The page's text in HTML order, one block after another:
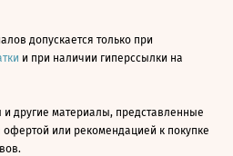
допускается только при
и при наличии гиперссылки на
и другие материалы, представленные
или рекомендацией к покупке